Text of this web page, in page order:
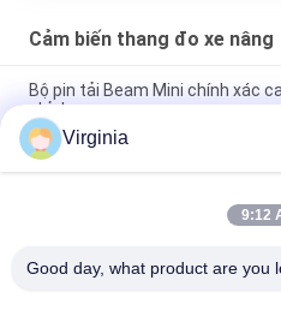
Cảm biến thang đo xe nâng
Bộ pin tải Beam Mini chính xác
chỉnh
Mô hình điện tử loại thép không
nền tảng điện tử
Alloy Aluminium Structure Shear
Virginia
9:12
Good day, what product are you